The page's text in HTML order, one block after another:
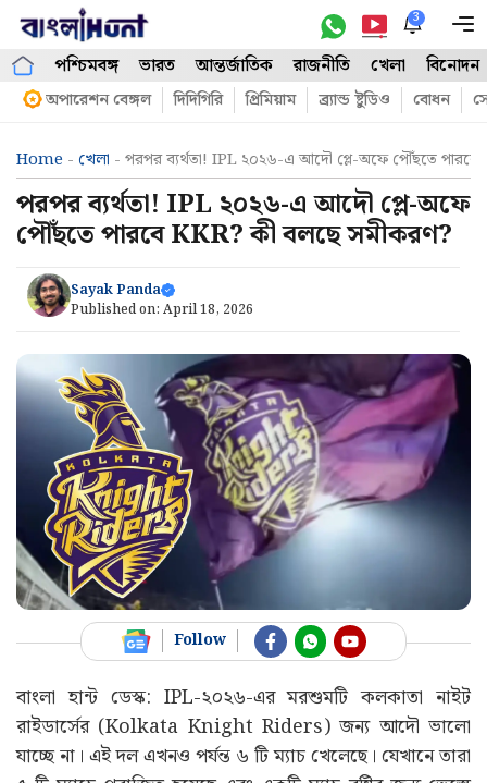
Skip
content
3
পশ্চিমবঙ্গ ভারত আন্তর্জাতিক রাজনীতি খেলা বিনোদন
অপারেশন বেঙ্গল দিদিগিরি প্রিমিয়াম ব্র্যান্ড ষ্টুডিও বোধন
Home - খেলা - পরপর ব্যর্থতা! IPL ২০২৬-এ আদৌ প্লে-অফে পৌঁছতে
পরপর ব্যর্থতা! IPL ২০২৬-এ আদৌ প্লে-অফে
পৌঁছতে পারবে KKR? কী বলছে সমীকরণ?
Sayak Panda
Published on: April 18, 2026
Follow
বাংলা হান্ট ডেস্ক: IPL-২০২৬-এর মরশুমটি কলকাতা নাইট
রাইডার্সের (Kolkata Knight Riders) জন্য আদৌ ভালো
যাচ্ছে না। এই দল এখনও পর্যন্ত ৬ টি ম্যাচ খেলেছে। যেখানে তারা